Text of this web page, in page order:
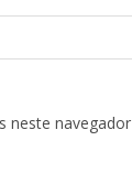
neste